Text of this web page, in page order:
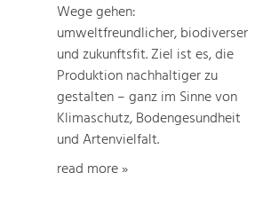
Value Added.Wege gehen:
umweltfreundlicher, biodiverser
und zukunftsfit. Ziel ist es, die
Produktion nachhaltiger zu
gestalten – ganz im Sinne von
Klimaschutz, Bodengesundheit
und Artenvielfalt.
read more »